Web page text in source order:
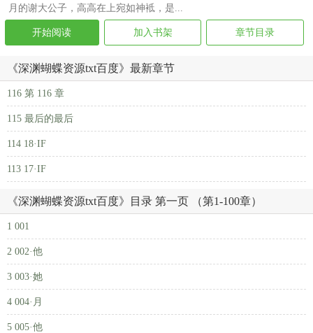
月的谢大公子，高高在上宛如神袛，是...
开始阅读 加入书架 章节目录
《深渊蝴蝶资源txt百度》最新章节
116 第 116 章
115 最后的最后
114 18·IF
113 17·IF
《深渊蝴蝶资源txt百度》目录 第一页 （第1-100章）
1 001
2 002·他
3 003·她
4 004·月
5 005·他